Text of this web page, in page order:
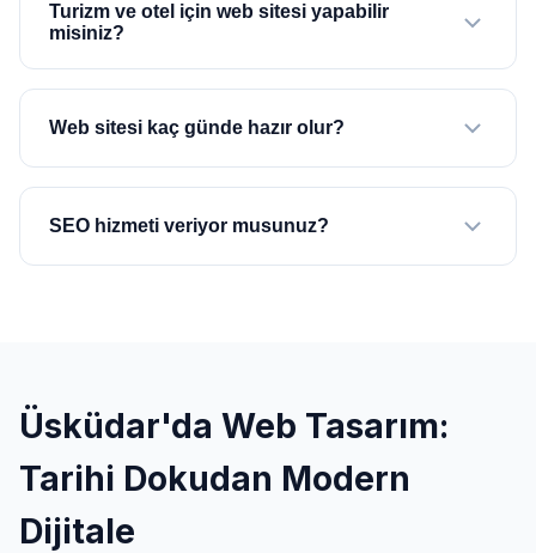
Turizm ve otel için web sitesi yapabilir
misiniz?
Web sitesi kaç günde hazır olur?
SEO hizmeti veriyor musunuz?
Üsküdar'da Web Tasarım:
Tarihi Dokudan Modern
Dijitale